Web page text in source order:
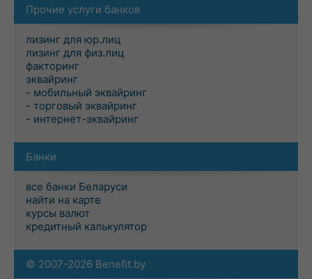
Прочие услуги банков
лизинг для юр.лиц
лизинг для физ.лиц
факторинг
эквайринг
- мобильный эквайринг
- торговый эквайринг
- интернет-эквайринг
Банки
все банки Беларуси
найти на карте
курсы валют
кредитный калькулятор
© 2007-2026 Benefit.by